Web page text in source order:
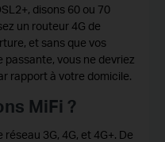
disons 60 ou 70
un routeur 4G de
et sans que vos
vous ne devriez
rapport à votre domicile.
MiFi ?
3G, 4G, et 4G+. De